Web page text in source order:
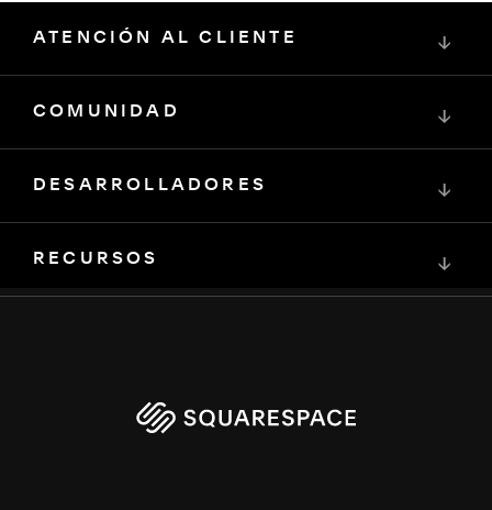
ATENCIÓN AL CLIENTE ↓
COMUNIDAD ↓
DESARROLLADORES ↓
RECURSOS ↓